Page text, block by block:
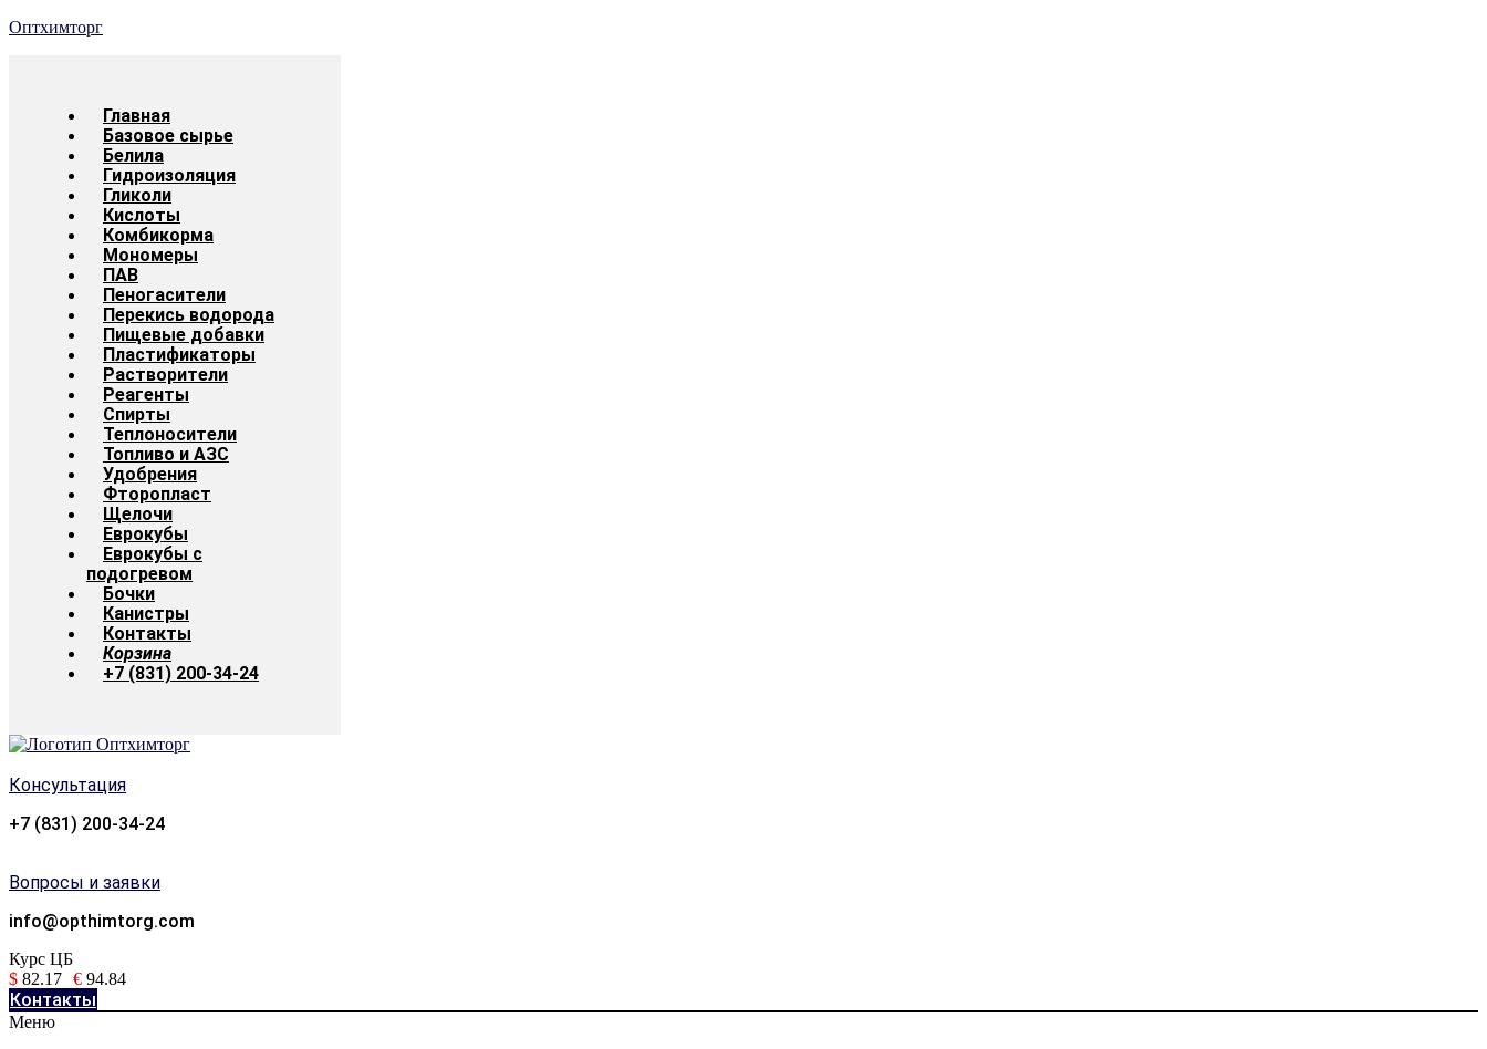
Оптхимторг
Главная
Базовое сырье
Белила
Гидроизоляция
Гликоли
Кислоты
Комбикорма
Мономеры
ПАВ
Пеногасители
Перекись водорода
Пищевые добавки
Пластификаторы
Растворители
Реагенты
Спирты
Теплоносители
Топливо и АЗС
Удобрения
Фторопласт
Щелочи
Еврокубы
Еврокубы с
подогревом
Бочки
Канистры
Контакты
Корзина
+7 (831) 200-34-24
Консультация
+7 (831) 200-34-24
Вопросы и заявки
info@opthimtorg.com
Курс ЦБ
$ 82.17 € 94.84
Контакты
Меню